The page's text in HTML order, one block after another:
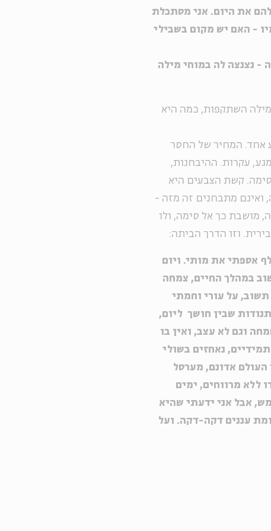
את היום. אני מסתכלת
- האם יש מקום בשבילי
- נצנצה לה במוחי מילה
השתקפות, כמה היא
אחד. המחיר של החסר
עקרות. ההיבחנות,
קשת הצבעים היא
ואינם מתבחנים זה מזה -
מושבת כך אל סימה, ולו
וזו הדרך הביתה:
אספתי את מותי. ויום
במהלך החיים, צמחה
על עורי וחמתי
שבין חושך ליום,
וגם לא עצב, ואין בו
נאחזים בשולי
אדונם, מערסל
ללא מרווחים, ימים
אבל אני ידעתי שהיא
עננים דקה-דקה. ועל